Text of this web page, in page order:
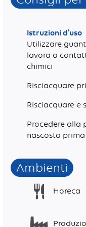
Istruzioni d'uso
Utilizzare
lavora a
chimici
Risciacquare
Risciacquare e
Procedere alla
nascosta
Ambienti
Horeca